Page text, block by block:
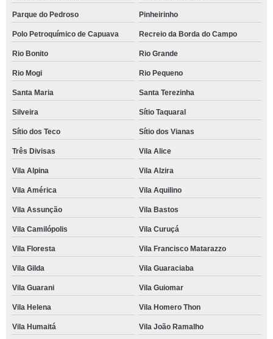
Parque do Pedroso Pinheirinho
Polo Petroquímico de Capuava Recreio da Borda do Campo
Rio Bonito Rio Grande
Rio Mogi Rio Pequeno
Santa Maria Santa Terezinha
Silveira Sítio Taquaral
Sítio dos Teco Sítio dos Vianas
Três Divisas Vila Alice
Vila Alpina Vila Alzira
Vila América Vila Aquilino
Vila Assunção Vila Bastos
Vila Camilópolis Vila Curuçá
Vila Floresta Vila Francisco Matarazzo
Vila Gilda Vila Guaraciaba
Vila Guarani Vila Guiomar
Vila Helena Vila Homero Thon
Vila Humaitá Vila João Ramalho